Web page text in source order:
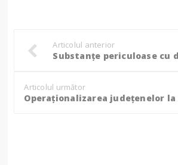
Articolul anterior
Articolul următor